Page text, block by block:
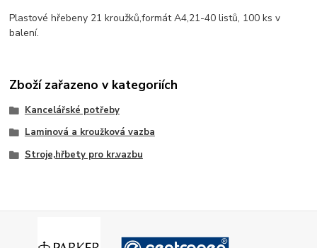
Plastové hřebeny 21 kroužků,formát A4,21-40 listů, 100 ks v
balení.
Zboží zařazeno v kategoriích
Kancelářské potřeby
Laminová a kroužková vazba
Stroje,hřbety pro kr.vazbu